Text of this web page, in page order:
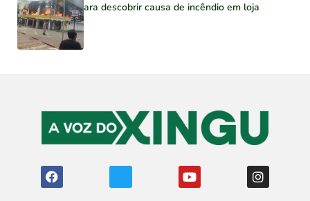
para descobrir causa de incêndio em loja